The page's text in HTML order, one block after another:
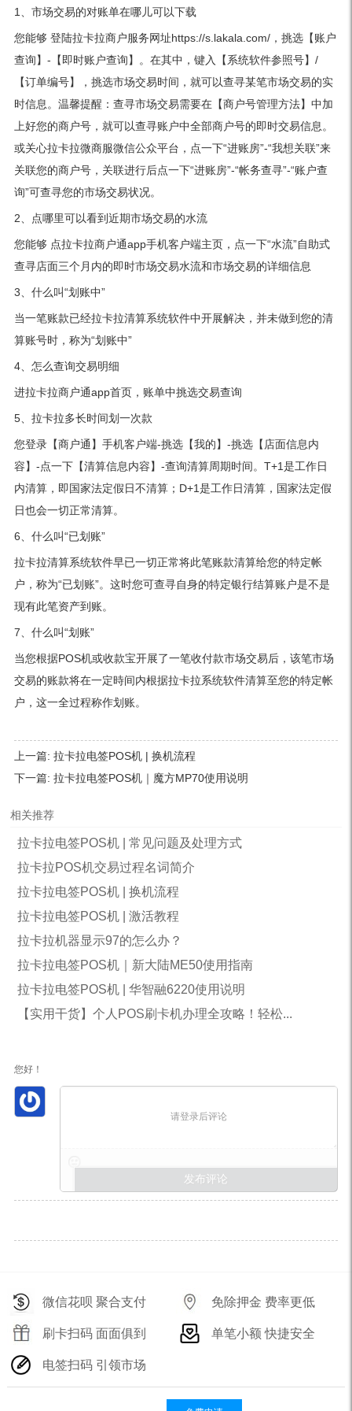
1、市场交易的对账单在哪儿可以下载
您能够 登陆拉卡拉商户服务网址https://s.lakala.com/，挑选【账户
查询】-【即时账户查询】。在其中，键入【系统软件参照号】/
【订单编号】，挑选市场交易时间，就可以查寻某笔市场交易的实
时信息。温馨提醒：查寻市场交易需要在【商户号管理方法】中加
上好您的商户号，就可以查寻账户中全部商户号的即时交易信息。
或关心拉卡拉微商服微信公众平台，点一下“进账房”-“我想关联”来
关联您的商户号，关联进行后点一下“进账房”-“帐务查寻”-“账户查
询”可查寻您的市场交易状况。
2、点哪里可以看到近期市场交易的水流
您能够 点拉卡拉商户通app手机客户端主页，点一下“水流”自助式
查寻店面三个月内的即时市场交易水流和市场交易的详细信息
3、什么叫“划账中”
当一笔账款已经拉卡拉清算系统软件中开展解决，并未做到您的清
算账号时，称为“划账中”
4、怎么查询交易明细
进拉卡拉商户通app首页，账单中挑选交易查询
5、拉卡拉多长时间划一次款
您登录【商户通】手机客户端-挑选【我的】-挑选【店面信息内
容】-点一下【清算信息内容】-查询清算周期时间。T+1是工作日
内清算，即国家法定假日不清算；D+1是工作日清算，国家法定假
日也会一切正常清算。
6、什么叫“已划账”
拉卡拉清算系统软件早已一切正常将此笔账款清算给您的特定帐
户，称为“已划账”。这时您可查寻自身的特定银行结算账户是不是
现有此笔资产到账。
7、什么叫“划账”
当您根据POS机或收款宝开展了一笔收付款市场交易后，该笔市场
交易的账款将在一定時间内根据拉卡拉系统软件清算至您的特定帐
户，这一全过程称作划账。
上一篇: 拉卡拉电签POS机 | 换机流程
下一篇: 拉卡拉电签POS机｜魔方MP70使用说明
相关推荐
拉卡拉电签POS机 | 常见问题及处理方式
拉卡拉POS机交易过程名词简介
拉卡拉电签POS机 | 换机流程
拉卡拉电签POS机 | 激活教程
拉卡拉机器显示97的怎么办？
拉卡拉电签POS机｜新大陆ME50使用指南
拉卡拉电签POS机 | 华智融6220使用说明
【实用干货】个人POS刷卡机办理全攻略！轻松...
您好！
请登录后评论
微信花呗 聚合支付 免除押金 费率更低
刷卡扫码 面面俱到 单笔小额 快捷安全
电签扫码 引领市场